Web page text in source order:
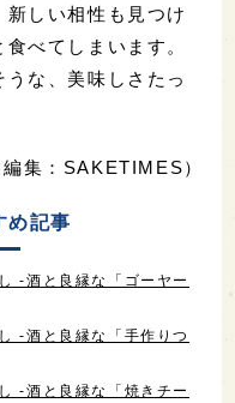
しい相性も見つけ
べてしまいます。
な、美味しさたっ
編集：SAKETIMES）
め記事
-酒と良縁な「ゴーヤー
-酒と良縁な「手作りつ
-酒と良縁な「焼きチー